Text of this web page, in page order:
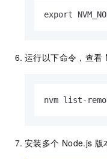
export
运行以下命令，查看
nvm list-
安装多个 Node.js 版